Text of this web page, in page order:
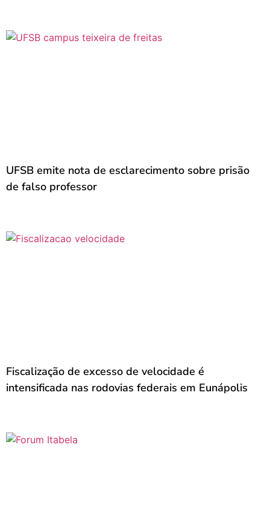
UFSB emite nota de esclarecimento sobre prisão
de falso professor
Fiscalização de excesso de velocidade é
intensificada nas rodovias federais em Eunápolis